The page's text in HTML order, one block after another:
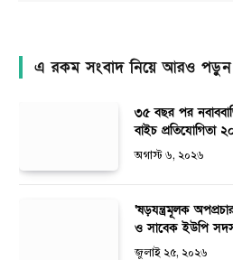
এ রকম সংবাদ নিয়ে আরও
৩৫ বছর পর
বাইচ প্রতিযোগিতা
অগাস্ট ৬, ২০২৬
‘ষড়যন্ত্রমূলক
ও সাবেক ইউপি
জুলাই ২৫, ২০২৬